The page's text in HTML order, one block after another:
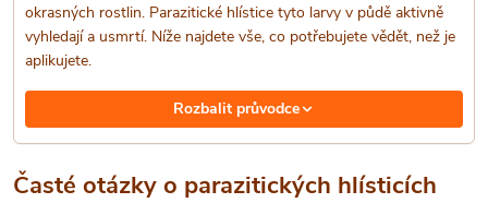
v
k
y
v
okrasných rostlin. Parazitické hlístice tyto larvy v půdě aktivně
vyhledají a usmrtí. Níže najdete vše, co potřebujete vědět, než je
aplikujete.
Rozbalit průvodce
Časté otázky o parazitických hlísticích